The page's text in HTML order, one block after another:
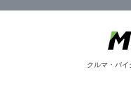
クルマ・バ